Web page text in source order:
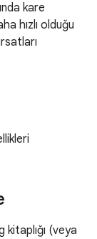
kare
hızlı olduğu
kitaplığı (veya